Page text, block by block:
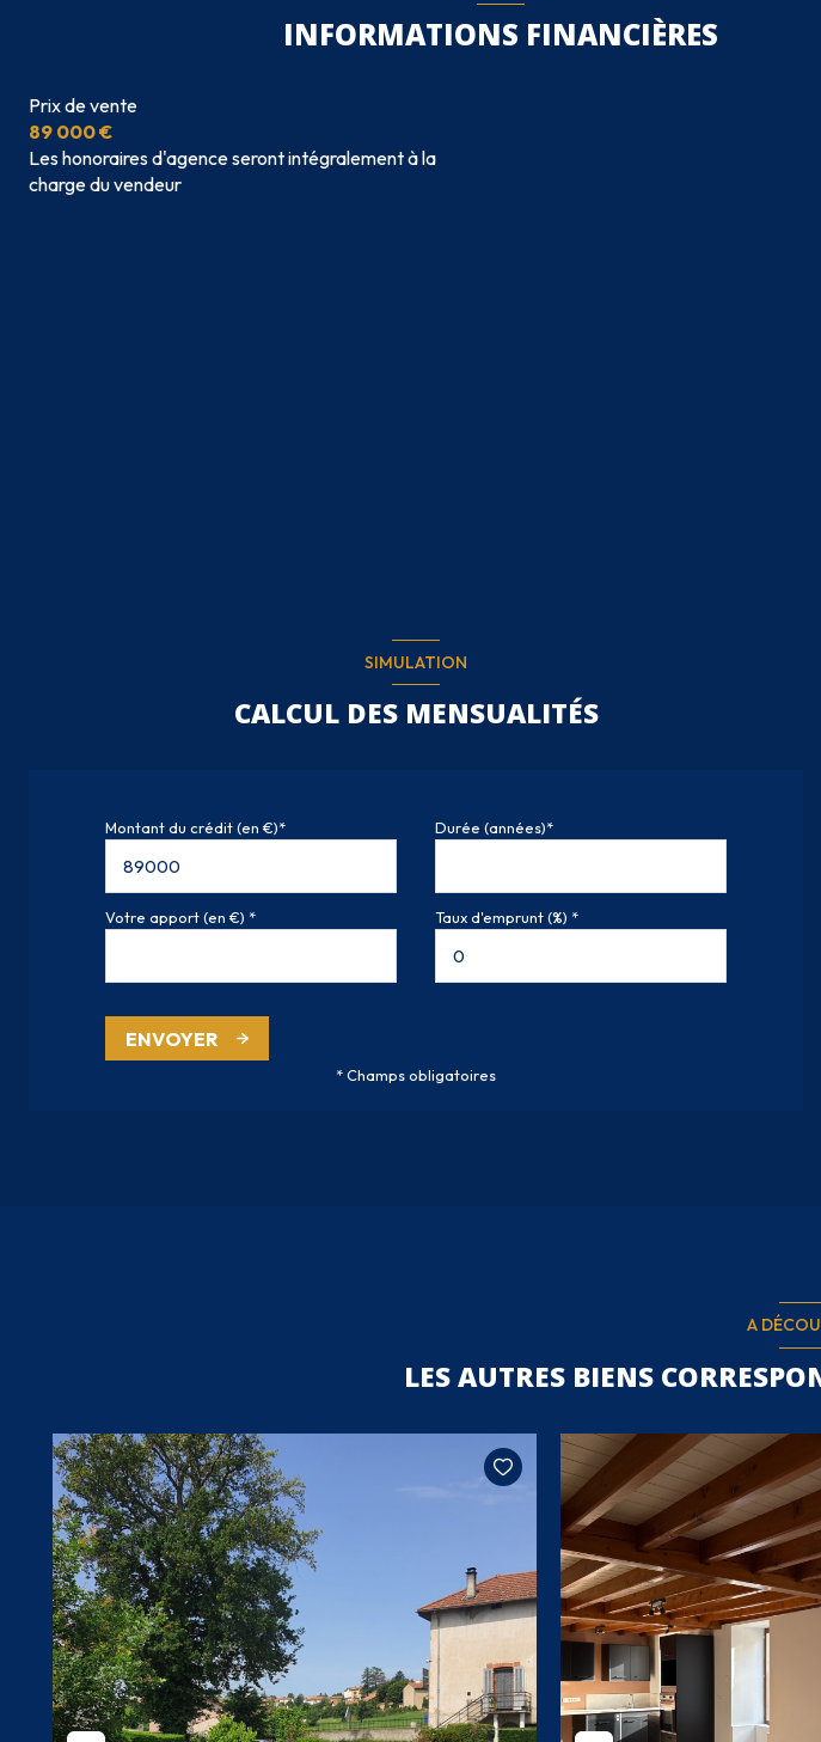
INFORMATIONS FINANCIÈRES
Prix de vente
89 000 €
Les honoraires d'agence seront intégralement à la
charge du vendeur
SIMULATION
CALCUL DES MENSUALITÉS
Montant du crédit (en €)* Durée (années)*
Votre apport (en €) * Taux d'emprunt (%) *
ENVOYER
* Champs obligatoires
A
LES AUTRES BIENS